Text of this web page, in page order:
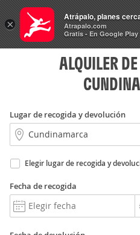
Rent
a Car
ALQUILER
Lugar de recogida y devolución
Elegir lugar de recogida y
Fecha de recogida
×
Atrápalo, planes
Atrapalo.com
Gratis - En Google Play